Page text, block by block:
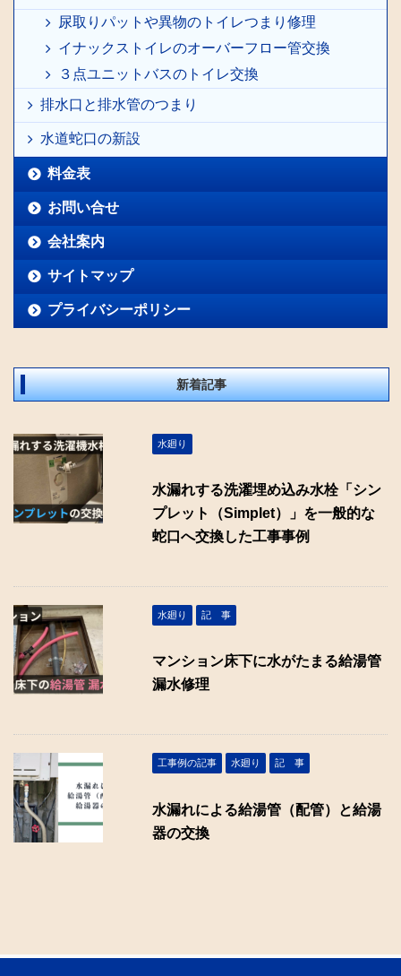
尿取りパットや異物のトイレつまり修理
イナックストイレのオーバーフロー管交換
３点ユニットバスのトイレ交換
排水口と排水管のつまり
水道蛇口の新設
料金表
お問い合せ
会社案内
サイトマップ
プライバシーポリシー
新着記事
水廻り
水漏れする洗濯埋め込み水栓「シン
プレット（Simplet）」を一般的な
蛇口へ交換した工事事例
水廻り 記 事
マンション床下に水がたまる給湯管
漏水修理
工事例の記事 水廻り 記 事
水漏れによる給湯管（配管）と給湯
器の交換